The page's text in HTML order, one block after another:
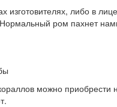
изготовителях, либо в
ром пахнет
можно